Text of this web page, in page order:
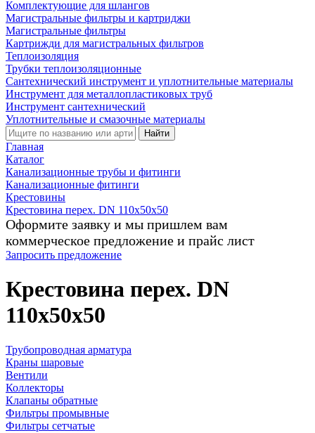
Комплектующие для шлангов
Магистральные фильтры и картриджи
Магистральные фильтры
Картрижди для магистральных фильтров
Теплоизоляция
Трубки теплоизоляционные
Сантехнический инструмент и уплотнительные материалы
Инструмент для металлопластиковых труб
Инструмент сантехнический
Уплотнительные и смазочные материалы
Найти
Главная
Каталог
Канализационные трубы и фитинги
Канализационные фитинги
Крестовины
Крестовина перех. DN 110х50х50
Оформите заявку и мы пришлем вам
коммерческое предложение и прайс лист
Запросить предложение
Крестовина перех. DN
110х50х50
Трубопроводная арматура
Краны шаровые
Вентили
Коллекторы
Клапаны обратные
Фильтры промывные
Фильтры сетчатые